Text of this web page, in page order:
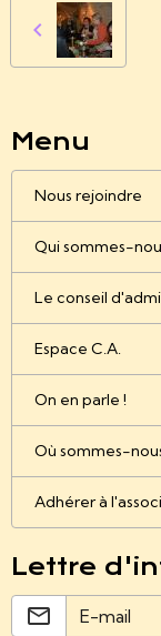
Menu
Nous rejoindre
Qui sommes-
Le conseil
Espace C.A.
On en parle !
Où sommes-
Adhérer à
Lettre